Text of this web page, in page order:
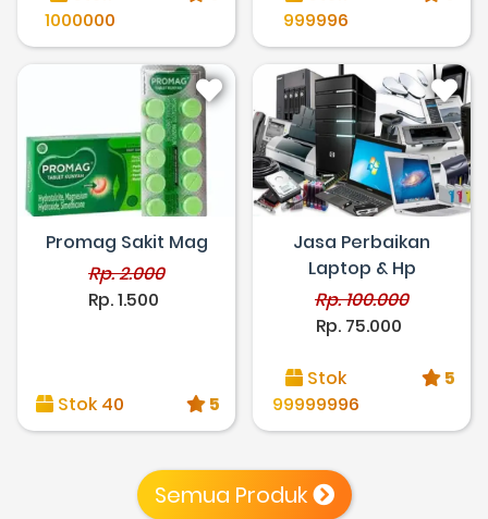
1000000
999996
Promag Sakit Mag
Rp. 2.000
Rp. 1.500
Stok 40 5
Jasa Perbaikan
Laptop & Hp
Rp. 100.000
Rp. 75.000
Stok
99999996
5
Semua Produk